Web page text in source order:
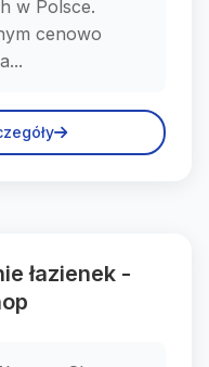
w Polsce.
cenowo
łazienek -